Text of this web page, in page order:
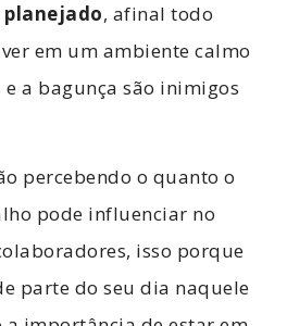
planejado, afinal todo
em um ambiente calmo
a bagunça são inimigos
percebendo o quanto o
pode influenciar no
isso porque
parte do seu dia naquele